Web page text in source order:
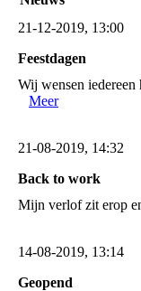
21-12-2019, 13:00
Feestdagen
Wij wensen iedereen
Meer
21-08-2019, 14:32
Back to work
Mijn verlof zit erop
14-08-2019, 13:14
Geopend